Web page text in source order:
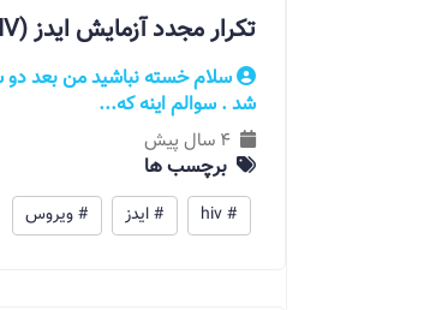
تکرار مجدد آزمایش ایدز (HIV)
سلام خسته نباشید من بعد
شد . سوالم اینه که...
4 سال پیش
برچسب ها
# hiv # ایدز # ویروس